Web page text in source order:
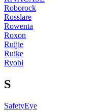
Roborock
Rosslare
Rowenta
Roxon
Ruijie
Ruike
Ryobi
S
SafetyEye